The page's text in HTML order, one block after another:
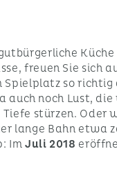
freuen Sie sich
Spielplatz so
auch noch Lust,
stürzen. Oder
lange Bahn etwa
Im Juli 2018